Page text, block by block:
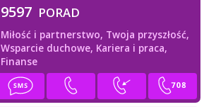
9597 PORAD
Miłość i partnerstwo, Twoja przyszłość,
Wsparcie duchowe, Kariera i praca,
Finanse